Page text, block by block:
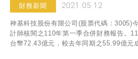
財務新聞 2021.05.12
神基科技股份有限公司(股票代碼：3005)
計師核閱之110年第一季合併財務報告。
台幣72.43億元，較去年同期之55.99億元